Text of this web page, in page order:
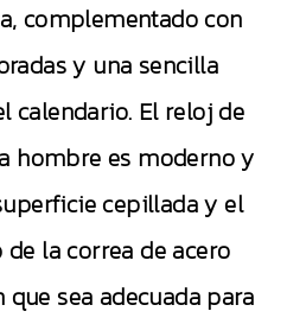
complementado con
y una sencilla
calendario. El reloj de
hombre es moderno y
cepillada y el
la correa de acero
sea adecuada para